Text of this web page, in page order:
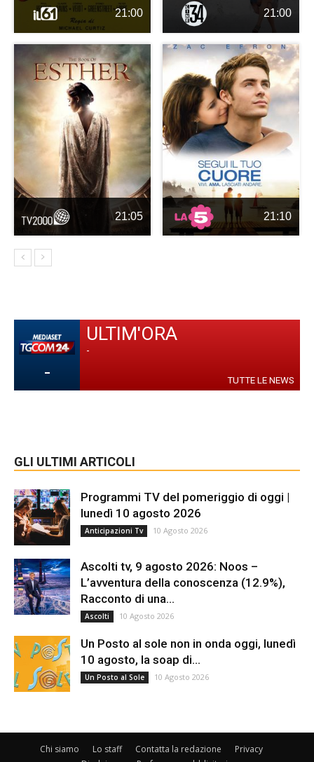
21:00 21:00
21:05 21:10
-
ULTIM'ORA
-
TUTTE LE NEWS
GLI ULTIMI ARTICOLI
Programmi TV del pomeriggio di oggi |
lunedì 10 agosto 2026
Anticipazioni Tv 10 Agosto 2026
Ascolti tv, 9 agosto 2026: Noos –
L’avventura della conoscenza (12.9%),
Racconto di una...
Ascolti 10 Agosto 2026
Un Posto al sole non in onda oggi, lunedì
10 agosto, la soap di...
Un Posto al Sole 10 Agosto 2026
Chi siamo Lo staff Contatta la redazione
Privacy